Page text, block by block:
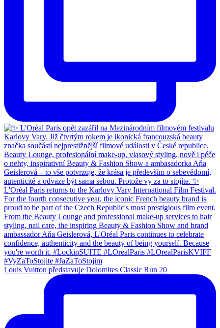
Louis Vuitton představuje Dolomites Classic Run 20